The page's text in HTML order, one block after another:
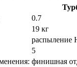
0.7
19 кг
распыление
5
финишная